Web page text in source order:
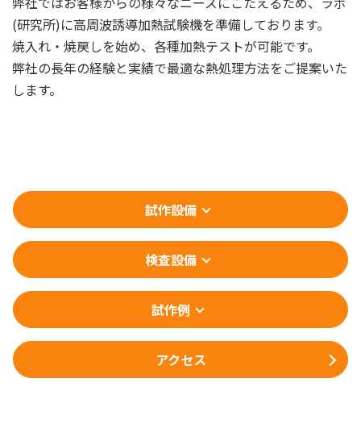
(研究所)に高周波誘導加熱試験機を準備しております。
焼入れ・焼戻しを始め、各種加熱テストが可能です。
弊社の長年の経験と実績で最適な熱処理方法をご提案いた
します。
試作設備
検査設備
試作例
アクセス